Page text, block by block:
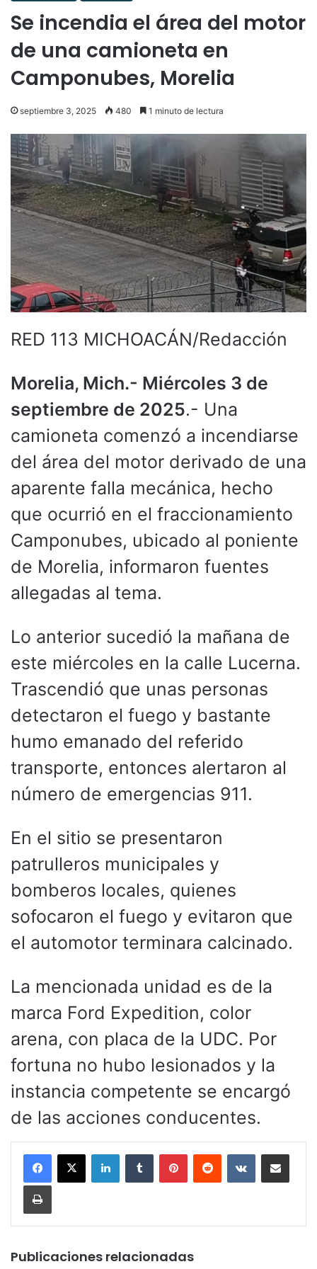
Se incendia el área del motor
de una camioneta en
Camponubes, Morelia
septiembre 3, 2025 480 1 minuto de lectura
RED 113 MICHOACÁN/Redacción
Morelia, Mich.- Miércoles 3 de
septiembre de 2025.- Una
camioneta comenzó a incendiarse
del área del motor derivado de una
aparente falla mecánica, hecho
que ocurrió en el fraccionamiento
Camponubes, ubicado al poniente
de Morelia, informaron fuentes
allegadas al tema.
Lo anterior sucedió la mañana de
este miércoles en la calle Lucerna.
Trascendió que unas personas
detectaron el fuego y bastante
humo emanado del referido
transporte, entonces alertaron al
número de emergencias 911.
En el sitio se presentaron
patrulleros municipales y
bomberos locales, quienes
sofocaron el fuego y evitaron que
el automotor terminara calcinado.
La mencionada unidad es de la
marca Ford Expedition, color
arena, con placa de la UDC. Por
fortuna no hubo lesionados y la
instancia competente se encargó
de las acciones conducentes.
LinkedInTumblr PinterestReddit VKontakteCompartir por
Imprimir
Publicaciones relacionadas